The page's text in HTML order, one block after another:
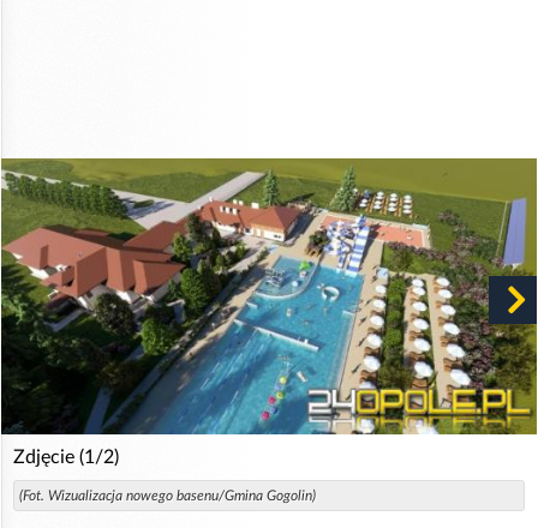
Zdjęcie (1/2)
(Fot. Wizualizacja nowego basenu/Gmina Gogolin)